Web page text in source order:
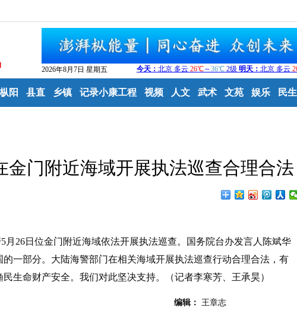
2026年8月7日 星期五
阳 县直 乡镇 记录小康工程 视频 人文 武术 文苑 娱乐 民生
金门附近海域开展执法巡查合理合法
26日位金门附近海域依法开展执法巡查。国务院台办发言人陈斌华
一部分。大陆海警部门在相关海域开展执法巡查行动合理合法，有
生命财产安全。我们对此坚决支持。（记者李寒芳、王承昊）
编辑： 王章志